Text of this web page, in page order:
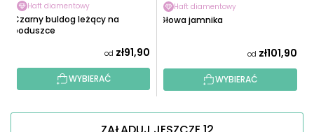
Haft diamentowy
Czarny buldog leżący na
poduszce
od zł91,90
WYBIERAĆ
Haft diamentowy
Głowa jamnika
od zł101,90
WYBIERAĆ